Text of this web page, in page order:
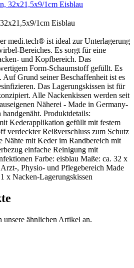
1cm Eisblau
medi.tech® ist ideal zur Unterlagerung
Bereiches. Es sorgt für eine
und Kopfbereich. Das
Form-Schaumstoff gefüllt. Es
Grund seiner Beschaffenheit ist es
Das Lagerungskissen ist für
Alle Nackenkissen werden seit
Näherei - Made in Germany-
Produktdetails:
Kederapplikation gefüllt mit festem
verdeckter Reißverschluss zum Schutz
Nähte mit Keder im Randbereich mit
einfache Reinigung mit
Farbe: eisblau Maße: ca. 32 x
, Physio- und Pflegebereich Made
x Nacken-Lagerungskissen
unsere ähnlichen Artikel an.